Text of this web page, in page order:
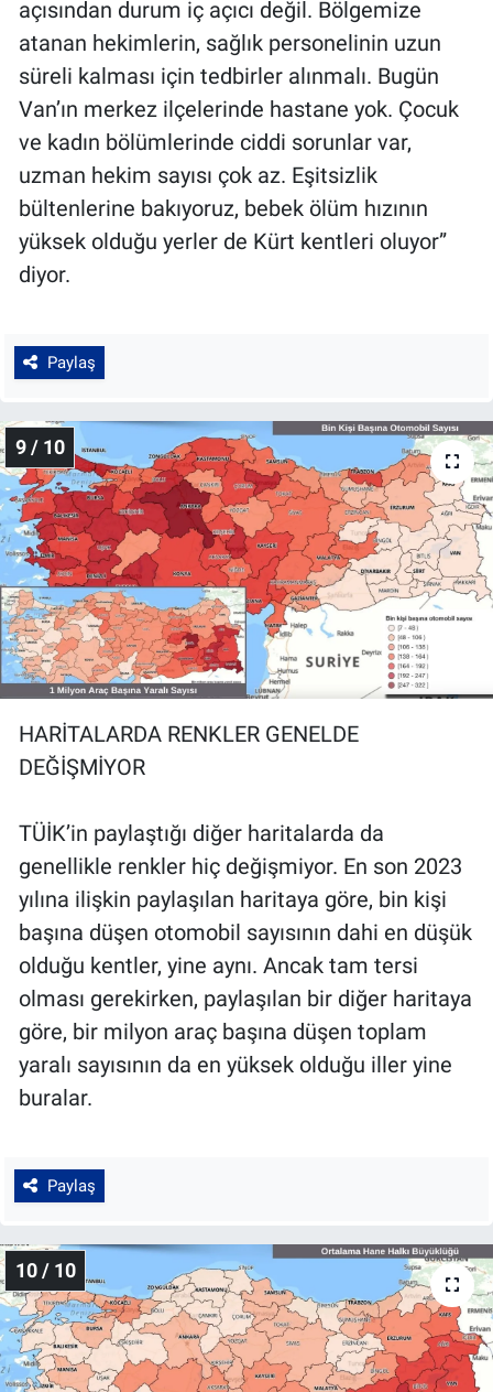
açısından durum iç açıcı değil. Bölgemize
atanan hekimlerin, sağlık personelinin uzun
süreli kalması için tedbirler alınmalı. Bugün
Van’ın merkez ilçelerinde hastane yok. Çocuk
ve kadın bölümlerinde ciddi sorunlar var,
uzman hekim sayısı çok az. Eşitsizlik
bültenlerine bakıyoruz, bebek ölüm hızının
yüksek olduğu yerler de Kürt kentleri oluyor”
diyor.
Paylaş
9 / 10
HARİTALARDA RENKLER GENELDE
DEĞİŞMİYOR
TÜİK’in paylaştığı diğer haritalarda da
genellikle renkler hiç değişmiyor. En son 2023
yılına ilişkin paylaşılan haritaya göre, bin kişi
başına düşen otomobil sayısının dahi en düşük
olduğu kentler, yine aynı. Ancak tam tersi
olması gerekirken, paylaşılan bir diğer haritaya
göre, bir milyon araç başına düşen toplam
yaralı sayısının da en yüksek olduğu iller yine
buralar.
Paylaş
10 / 10